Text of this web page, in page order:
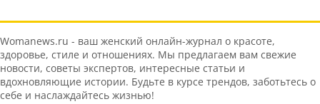
Womanews.ru - ваш женский онлайн-журнал о красоте,
здоровье, стиле и отношениях. Мы предлагаем вам свежие
новости, советы экспертов, интересные статьи и
вдохновляющие истории. Будьте в курсе трендов, заботьтесь о
себе и наслаждайтесь жизнью!